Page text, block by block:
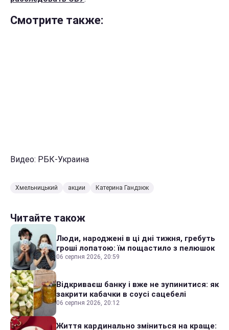
Смотрите также:
Видео: РБК-Украина
Хмельницький акции Катерина Гандзюк
Читайте також
Люди, народжені в ці дні тижня, гребуть
гроші лопатою: їм пощастило з пелюшок
06 серпня 2026, 20:59
Відкриваєш банку і вже не зупинитися: як
закрити кабачки в соусі сацебелі
06 серпня 2026, 20:12
Життя кардинально зміниться на краще: